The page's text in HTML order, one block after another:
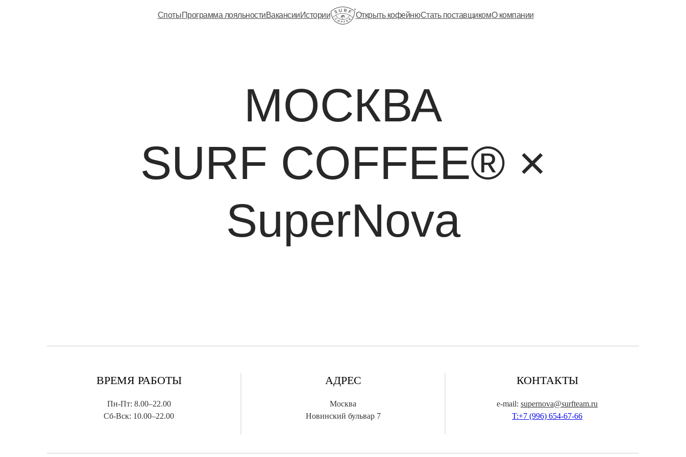
СпотыПрограмма лояльностиВакансииИстории Открыть кофейнюСтать поставщикомО компании
МОСКВА
SURF COFFEE® ×
SuperNova
ВРЕМЯ РАБОТЫ
Пн-Пт: 8.00–22.00
Сб-Вск: 10.00–22.00
АДРЕС
Москва
Новинский бульвар 7
КОНТАКТЫ
e-mail: supernova@surfteam.ru
T:+7 (996) 654-67-66